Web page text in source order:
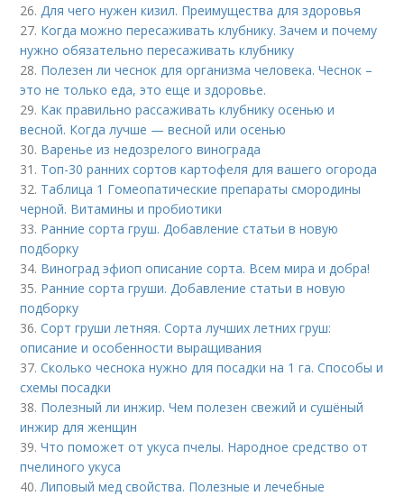
26.Для чего нужен кизил. Преимущества для здоровья
27. Когда можно пересаживать клубнику. Зачем и почему
нужно обязательно пересаживать клубнику
28. Полезен ли чеснок для организма человека. Чеснок –
это не только еда, это еще и здоровье.
29. Как правильно рассаживать клубнику осенью и
весной. Когда лучше — весной или осенью
30. Варенье из недозрелого винограда
31. Топ-30 ранних сортов картофеля для вашего огорода
32. Таблица 1 Гомеопатические препараты смородины
черной. Витамины и пробиотики
33. Ранние сорта груш. Добавление статьи в новую
подборку
34. Виноград эфиоп описание сорта. Всем мира и добра!
35. Ранние сорта груши. Добавление статьи в новую
подборку
36.Сорт груши летняя. Сорта лучших летних груш:
описание и особенности выращивания
37.Сколько чеснока нужно для посадки на 1 га. Способы и
схемы посадки
38. Полезный ли инжир. Чем полезен свежий и сушёный
инжир для женщин
39.Что поможет от укуса пчелы. Народное средство от
пчелиного укуса
40.Липовый мед свойства. Полезные и лечебные